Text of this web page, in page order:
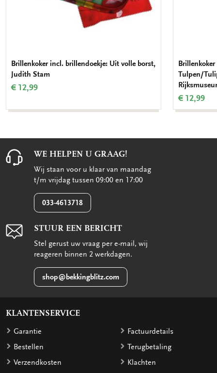
Brillenkoker incl. brillendoekje: Uit volle borst,
Judith Stam
€ 12,99
Tulpen/
€ 12,99
WE HELPEN U GRAAG!
Wij staan voor u klaar van maandag
t/m vrijdag tussen 09:00 en 17:00
033-4613718
STUUR EEN BERICHT
Stel gerust uw vraag per e-mail, wij
reageren binnen 2 werkdagen.
shop@bekkingblitz.com
KLANTENSERVICE
Garantie
Bestellen
Verzendkosten
Factuurdetails
Terugbetaling
Klachten